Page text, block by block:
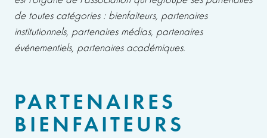
de toutes catégories : bienfaiteurs, partenaires
institutionnels, partenaires médias, partenaires
événementiels, partenaires académiques.
PARTENAIRES
BIENFAITEURS